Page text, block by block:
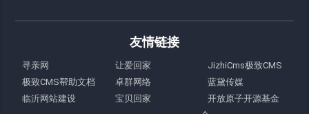
友情链接
寻亲网 让爱回家
JizhiCms极致CMS
极致CMS帮助文档
卓群网络
蓝黛传媒
临沂网站建设
宝贝回家
开放原子开源基金